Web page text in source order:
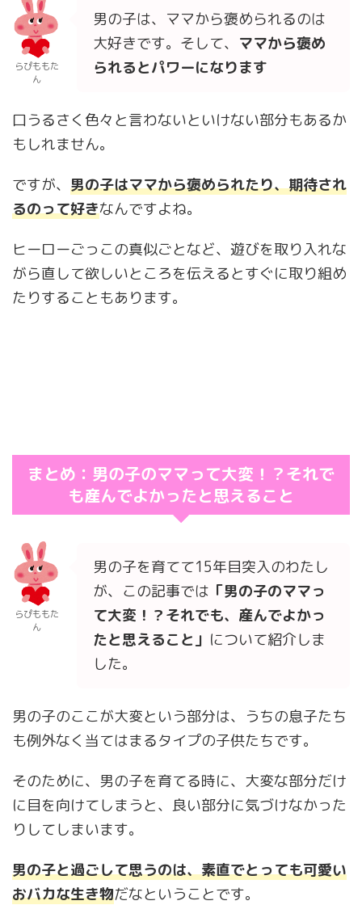
らぴももた
ん
男の子は、ママから褒められるのは
大好きです。そして、 ママから褒め
られるとパワーになります
口うるさく色々と言わないといけない部分もあるか
もしれません。
ですが、 男の子はママから褒められたり、期待され
るのって好きなんですよね。
ヒーローごっこの真似ごとなど、遊びを取り入れな
がら直して欲しいところを伝えるとすぐに取り組め
たりすることもあります。
まとめ：男の子のママって大変！？それで
も産んでよかったと思えること
らぴももた
ん
男の子を育てて15年目突入のわたし
が、この記事では 「男の子のママっ
て大変！？それでも、産んでよかっ
たと思えること」 について紹介しま
した。
男の子のここが大変という部分は、うちの息子たち
も例外なく当てはまるタイプの子供たちです。
そのために、男の子を育てる時に、大変な部分だけ
に目を向けてしまうと、良い部分に気づけなかった
りしてしまいます。
男の子と過ごして思うのは、素直でとっても可愛い
おバカな生き物だなということです。